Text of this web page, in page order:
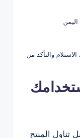
والتأكد من
تناول المنتج